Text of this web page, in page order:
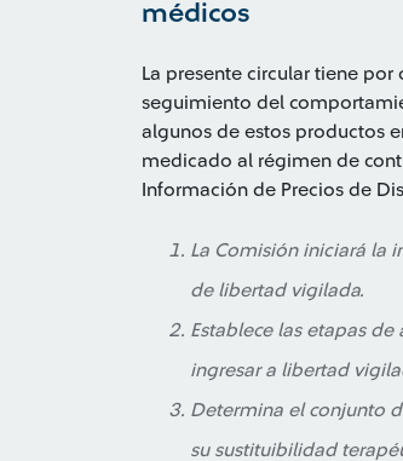
médicos
La presente circular tiene
seguimiento del
algunos de estos productos
medicado al régimen de
Información de Precios de
La Comisión iniciará la
de libertad vigilada.
Establece las etapas
ingresar a libertad
Determina el conjunto
su sustituibilidad